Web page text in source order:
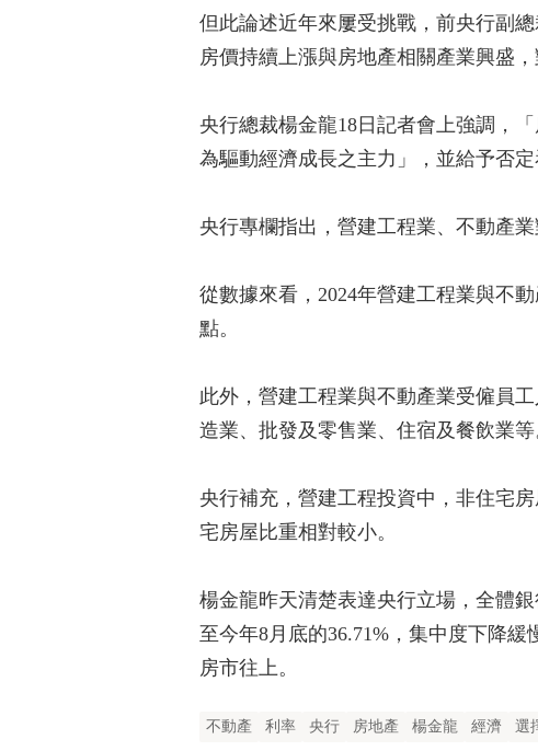
但此論述近年來屢受挑戰，前央行副
房價持續上漲與房地產相關產業興盛
央行總裁楊金龍18日記者會上強調，
為驅動經濟成長之主力」，並給予否定
央行專欄指出，營建工程業、不動產
從數據來看，2024年營建工程業與不
點。
此外，營建工程業與不動產業受僱員
造業、批發及零售業、住宿及餐飲業等
央行補充，營建工程投資中，非住宅
宅房屋比重相對較小。
楊金龍昨天清楚表達央行立場，全體
至今年8月底的36.71%，集中度下降
房市往上。
不動產 利率 央行 房地產 楊金龍 經濟 選